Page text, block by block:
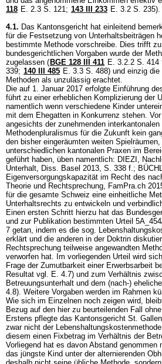
118 E. 2.3 S. 121; 143 III 233 E. 3.2 S. 235).
4.1. Das Kantonsgericht hat einleitend
für die Festsetzung von Unterhaltsbeiträgen
bestimmte Methode vorschreibe. Dies trifft
bundesgerichtlichen Vorgaben wurde der
zugelassen ( BGE 128 III 411 E. 3.2.2 S. 414
339; 140 III 485 E. 3.3 S. 488) und einzig
Methoden als unzulässig erachtet.
Die auf 1. Januar 2017 erfolgte Einführung
führt zu einer erheblichen Komplizierung der
namentlich wenn verschiedene Kinder
mit dem Ehegatten in Konkurrenz stehen.
angesichts der zunehmenden
Methodenpluralismus für die Zukunft kein
den bisher eingeräumten weiten
unterschiedlichen kantonalen Praxen im
geführt haben, üben namentlich: DIEZI,
Unterhalt, Diss. Basel 2013, S. 338 f.;
Eigenversorgungskapazität im Recht des
Theorie und Rechtsprechung, FamPra.ch
für die gesamte Schweiz eine einheitliche
Unterhaltsrechts zu entwickeln und
Einen ersten Schritt hierzu hat das
und zur Publikation bestimmten Urteil
7 getan, indem es die sog.
erklärt und die anderen in der Doktrin
Rechtsprechung teilweise angewandten
verworfen hat. Im vorliegenden Urteil wird
Frage der Zumutbarkeit einer Erwerbsarbeit
Resultat vgl. E. 4.7) und zum Verhältnis
Betreuungsunterhalt und dem (nach-)
4.8). Weitere Vorgaben werden im Rahmen
Wie sich im Einzelnen noch zeigen wird,
Bezug auf den hier zu beurteilenden Fall
Erstens pflegte das Kantonsgericht St.
zwar nicht der
diesem einen Fixbetrag im Verhältnis der
Vorliegend hat es davon Abstand genommen
das jüngste Kind unter der alternierenden